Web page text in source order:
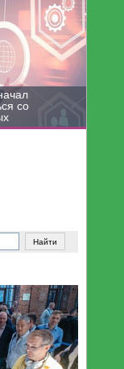
со